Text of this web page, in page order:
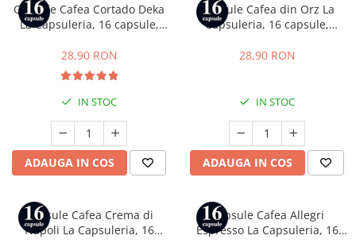
Capsule Cafea Cortado Deka
La Capsuleria, 16 capsule,
28,90 RON
IN STOC
ADAUGA IN COS
Capsule Cafea din Orz La
Capsuleria, 16 capsule,
28,90 RON
IN STOC
ADAUGA IN COS
Capsule Cafea Crema di
Napoli La Capsuleria, 16
Capsule Cafea Allegri
Espresso La Capsuleria, 16